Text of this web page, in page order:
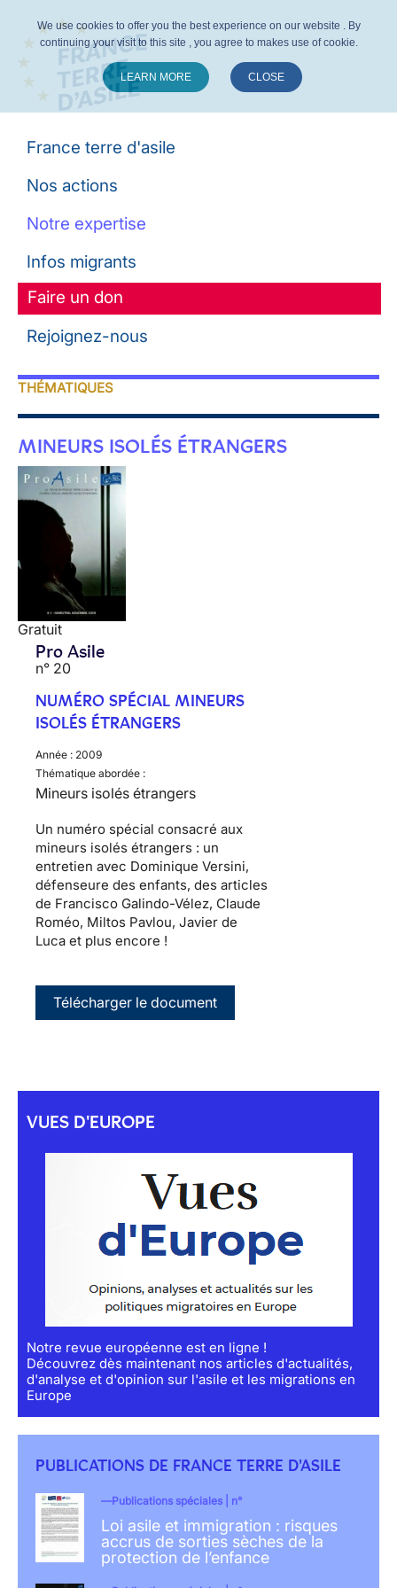
France terre d'asile
Nos actions
Notre expertise
Infos migrants
Faire un don
Rejoignez-nous
THÉMATIQUES
MINEURS ISOLÉS ÉTRANGERS
Gratuit
Pro Asile
n° 20
NUMÉRO SPÉCIAL MINEURS
ISOLÉS ÉTRANGERS
Année : 2009
Thématique abordée :
Mineurs isolés étrangers
Un numéro spécial consacré aux
mineurs isolés étrangers : un
entretien avec Dominique Versini,
défenseure des enfants, des articles
de Francisco Galindo-Vélez, Claude
Roméo, Miltos Pavlou, Javier de
Luca et plus encore !
Télécharger le document
VUES D'EUROPE
Notre revue européenne est en ligne !
Découvrez dès maintenant nos articles d'actualités,
d'analyse et d'opinion sur l'asile et les migrations en
Europe
PUBLICATIONS DE FRANCE TERRE D'ASILE
Publications spéciales | n°
Loi asile et immigration : risques
accrus de sorties sèches de la
protection de l’enfance
We use cookies to offer you the best experience on our website . By
continuing your visit to this site , you agree to makes use of cookie.
LEARN MORE CLOSE